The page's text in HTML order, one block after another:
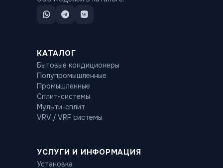
КАТАЛОГ
Бытовые кондиционеры
Полупромышленные
Промышленные
Сплит-системы
Мульти-сплит
VRV / VRF системы
УСЛУГИ И ИНФОРМАЦИЯ
Установка